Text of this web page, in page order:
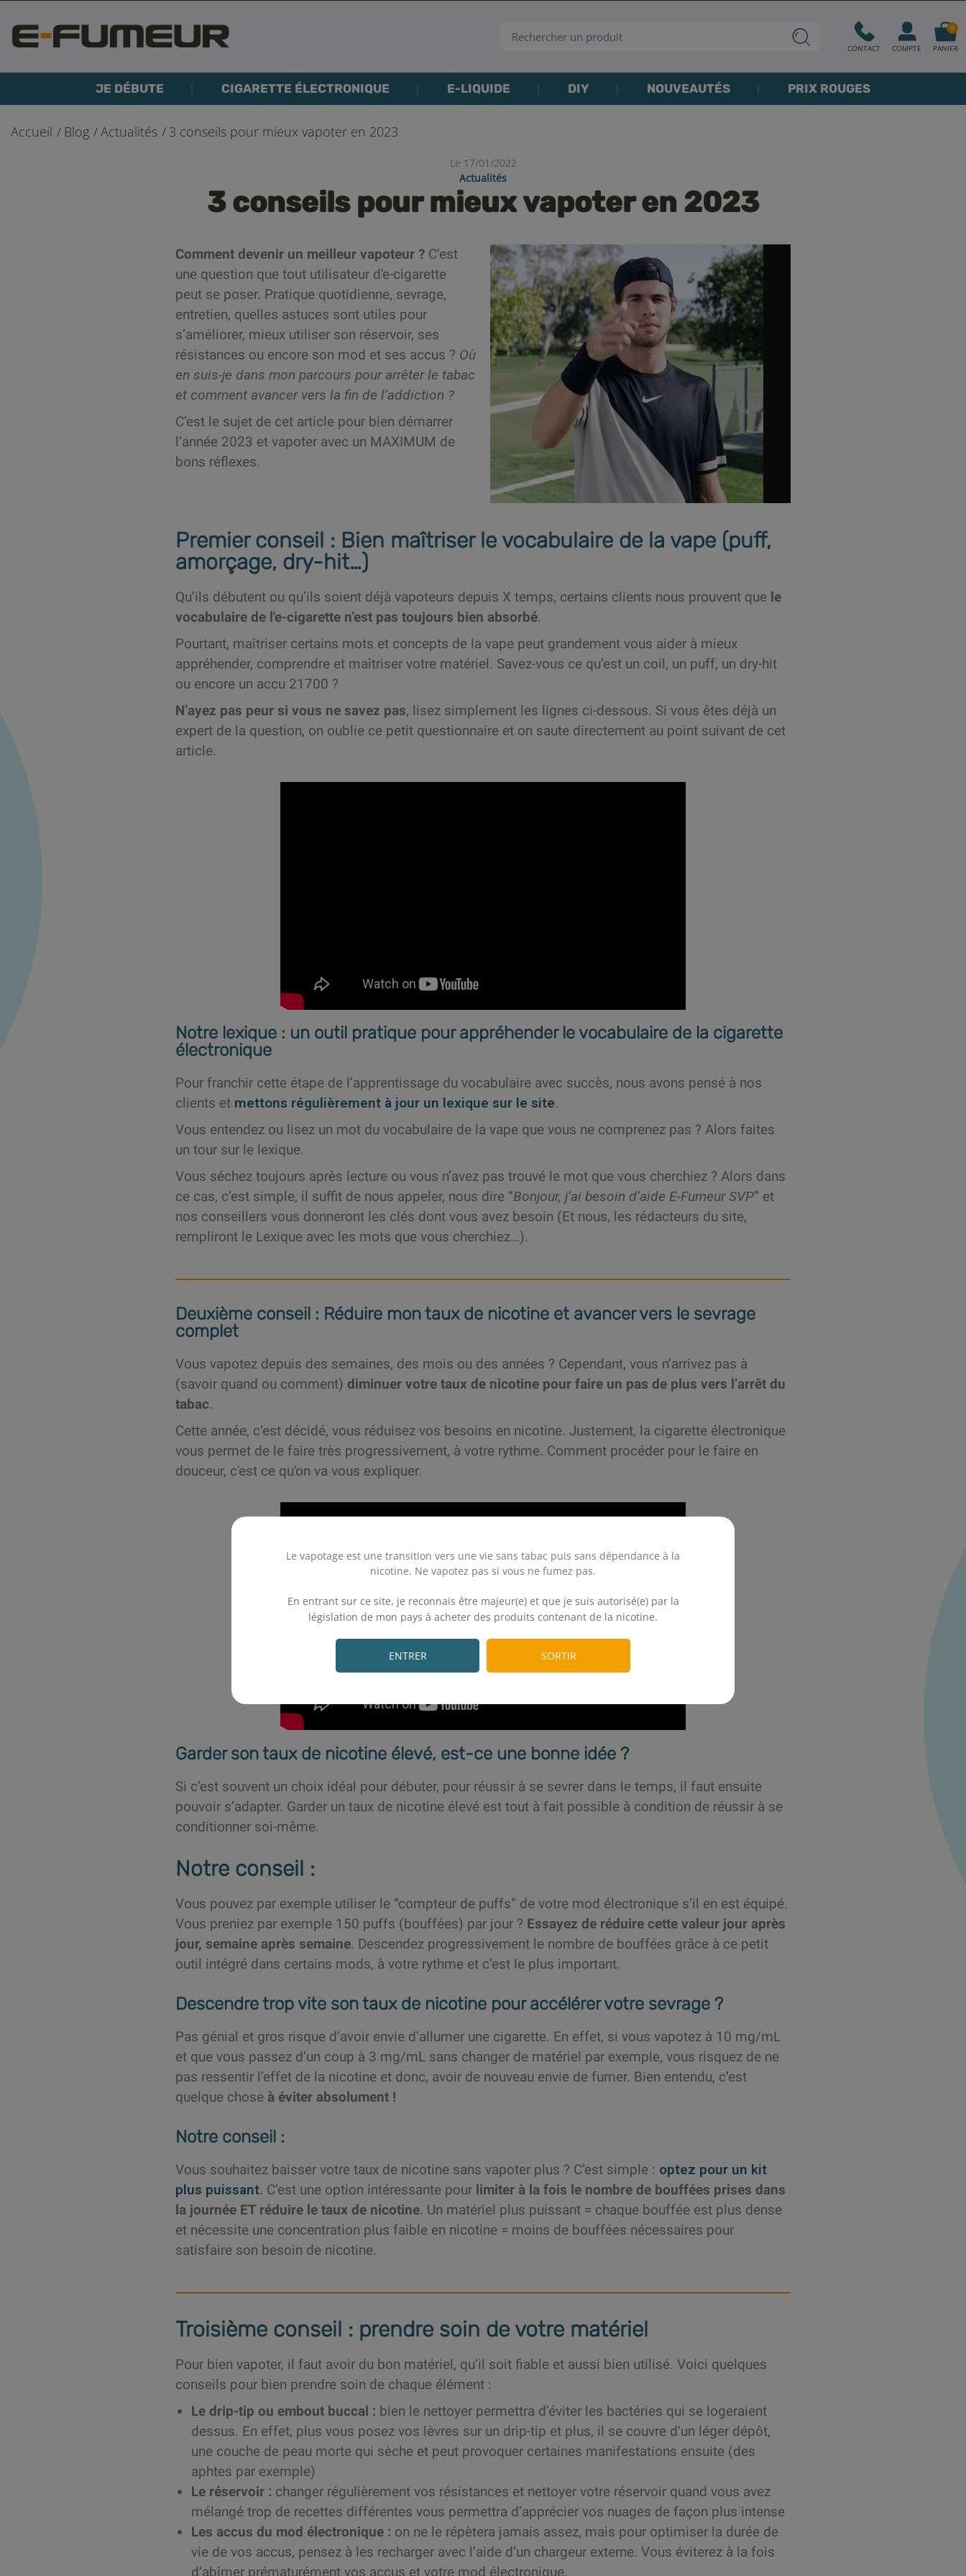
Le vapotage est une transition vers une vie sans tabac puis sans dépendance à la
nicotine. Ne vapotez pas si vous ne fumez pas.
En entrant sur ce site, je reconnais être majeur(e) et que je suis autorisé(e) par la
législation de mon pays à acheter des produits contenant de la nicotine.
ENTRER SORTIR
CONTACT COMPTE PANIER
0
JE DÉBUTE CIGARETTE ÉLECTRONIQUE E-LIQUIDE DIY NOUVEAUTÉS PRIX ROUGES
Accueil Blog Actualités 3 conseils pour mieux vapoter en 2023
Le 17/01/2022
Actualités
3 conseils pour mieux vapoter en 2023
Comment devenir un meilleur vapoteur ? C’est
une question que tout utilisateur d'e-cigarette
peut se poser. Pratique quotidienne, sevrage,
entretien, quelles astuces sont utiles pour
s’améliorer, mieux utiliser son réservoir, ses
résistances ou encore son mod et ses accus ? Où
en suis-je dans mon parcours pour arrêter le tabac
et comment avancer vers la fin de l’addiction ?
C’est le sujet de cet article pour bien démarrer
l’année 2023 et vapoter avec un MAXIMUM de
bons réflexes.
Premier conseil : Bien maîtriser le vocabulaire de la vape (puff,
amorçage, dry-hit…)
Qu’ils débutent ou qu’ils soient déjà vapoteurs depuis X temps, certains clients nous prouvent que le
vocabulaire de l'e-cigarette n’est pas toujours bien absorbé.
Pourtant, maîtriser certains mots et concepts de la vape peut grandement vous aider à mieux
appréhender, comprendre et maîtriser votre matériel. Savez-vous ce qu’est un coil, un puff, un dry-hit
ou encore un accu 21700 ?
N’ayez pas peur si vous ne savez pas, lisez simplement les lignes ci-dessous. Si vous êtes déjà un
expert de la question, on oublie ce petit questionnaire et on saute directement au point suivant de cet
article.
Notre lexique : un outil pratique pour appréhender le vocabulaire de la cigarette
électronique
Pour franchir cette étape de l’apprentissage du vocabulaire avec succès, nous avons pensé à nos
clients et mettons régulièrement à jour un lexique sur le site.
Vous entendez ou lisez un mot du vocabulaire de la vape que vous ne comprenez pas ? Alors faites
un tour sur le lexique.
Vous séchez toujours après lecture ou vous n’avez pas trouvé le mot que vous cherchiez ? Alors dans
ce cas, c’est simple, il suffit de nous appeler, nous dire “Bonjour, j’ai besoin d’aide E-Fumeur SVP” et
nos conseillers vous donneront les clés dont vous avez besoin (Et nous, les rédacteurs du site,
rempliront le Lexique avec les mots que vous cherchiez…).
Deuxième conseil : Réduire mon taux de nicotine et avancer vers le sevrage
complet
Vous vapotez depuis des semaines, des mois ou des années ? Cependant, vous n’arrivez pas à
(savoir quand ou comment) diminuer votre taux de nicotine pour faire un pas de plus vers l’arrêt du
tabac.
Cette année, c’est décidé, vous réduisez vos besoins en nicotine. Justement, la cigarette électronique
vous permet de le faire très progressivement, à votre rythme. Comment procéder pour le faire en
douceur, c'est ce qu'on va vous expliquer.
Garder son taux de nicotine élevé, est-ce une bonne idée ?
Si c’est souvent un choix idéal pour débuter, pour réussir à se sevrer dans le temps, il faut ensuite
pouvoir s’adapter. Garder un taux de nicotine élevé est tout à fait possible à condition de réussir à se
conditionner soi-même.
Notre conseil :
Vous pouvez par exemple utiliser le “compteur de puffs” de votre mod électronique s’il en est équipé.
Vous preniez par exemple 150 puffs (bouffées) par jour ? Essayez de réduire cette valeur jour après
jour, semaine après semaine. Descendez progressivement le nombre de bouffées grâce à ce petit
outil intégré dans certains mods, à votre rythme et c’est le plus important.
Descendre trop vite son taux de nicotine pour accélérer votre sevrage ?
Pas génial et gros risque d’avoir envie d’allumer une cigarette. En effet, si vous vapotez à 10 mg/mL
et que vous passez d’un coup à 3 mg/mL sans changer de matériel par exemple, vous risquez de ne
pas ressentir l’effet de la nicotine et donc, avoir de nouveau envie de fumer. Bien entendu, c’est
quelque chose à éviter absolument !
Notre conseil :
Vous souhaitez baisser votre taux de nicotine sans vapoter plus ? C’est simple : optez pour un kit
plus puissant. C’est une option intéressante pour limiter à la fois le nombre de bouffées prises dans
la journée ET réduire le taux de nicotine. Un matériel plus puissant = chaque bouffée est plus dense
et nécessite une concentration plus faible en nicotine = moins de bouffées nécessaires pour
satisfaire son besoin de nicotine.
Troisième conseil : prendre soin de votre matériel
Pour bien vapoter, il faut avoir du bon matériel, qu’il soit fiable et aussi bien utilisé. Voici quelques
conseils pour bien prendre soin de chaque élément :
Le drip-tip ou embout buccal : bien le nettoyer permettra d’éviter les bactéries qui se logeraient
dessus. En effet, plus vous posez vos lèvres sur un drip-tip et plus, il se couvre d’un léger dépôt,
une couche de peau morte qui sèche et peut provoquer certaines manifestations ensuite (des
aphtes par exemple)
Le réservoir : changer régulièrement vos résistances et nettoyer votre réservoir quand vous avez
mélangé trop de recettes différentes vous permettra d’apprécier vos nuages de façon plus intense
Les accus du mod électronique : on ne le répètera jamais assez, mais pour optimiser la durée de
vie de vos accus, pensez à les recharger avec l’aide d’un chargeur externe. Vous éviterez à la fois
d’abîmer prématurément vos accus et votre mod électronique.